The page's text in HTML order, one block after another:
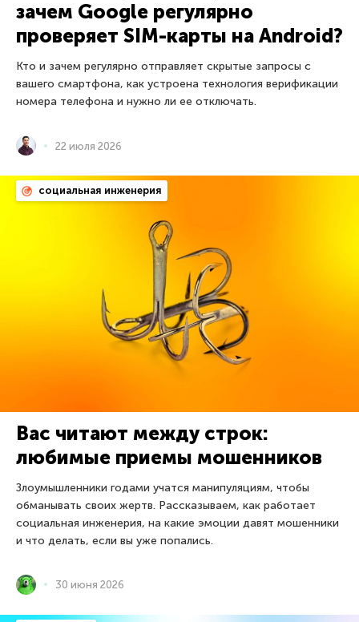
зачем Google регулярно
проверяет SIM-карты на Android?
Кто и зачем регулярно отправляет скрытые запросы с
вашего смартфона, как устроена технология верификации
номера телефона и нужно ли ее отключать.
22 июля 2026
социальная инженерия
Вас читают между строк:
любимые приемы мошенников
Злоумышленники годами учатся манипуляциям, чтобы
обманывать своих жертв. Рассказываем, как работает
социальная инженерия, на какие эмоции давят мошенники
и что делать, если вы уже попались.
30 июня 2026